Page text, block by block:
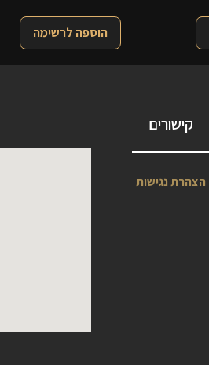
הוספה לרשימה
קישורים
הצהרת נגישות